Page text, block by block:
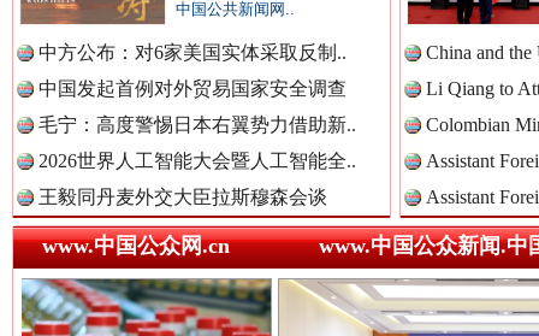
中国企业新闻网.
中国农业新闻网.
中国视频新闻网.
世界屋脊 天路回响 永
中国公共新闻网..
中方公布：对6家美国实体采取反制..
中国发起首例对外贸易国家安全调查
毛宁：高度警惕日本右翼势力借助新..
2026世界人工智能大会暨人工智能全..
王毅同丹麦外交大臣拉斯穆森会谈
China and
Li Qiang to
Colombian
Assistant
Assistant
www.中国公众网.cn www.中国公众新闻.中